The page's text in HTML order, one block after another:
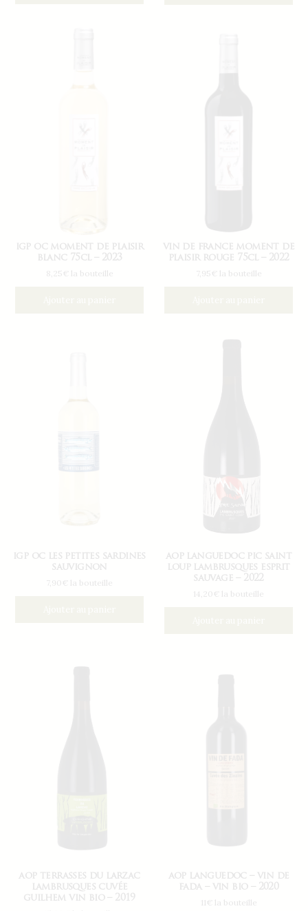
igp oc moment de plaisir
blanc 75cl – 2023
8,25€ la bouteille
vin de france moment de
plaisir rouge 75cl – 2022
7,95€ la bouteille
igp oc les petites sardines
sauvignon
7,90€ la bouteille
aop languedoc pic saint
loup lambrusques esprit
sauvage – 2022
14,20€ la bouteille
aop terrasses du larzac
lambrusques cuvée
guilhem vin bio – 2019
aop languedoc – vin de
fada – vin bio – 2020
11€ la bouteille